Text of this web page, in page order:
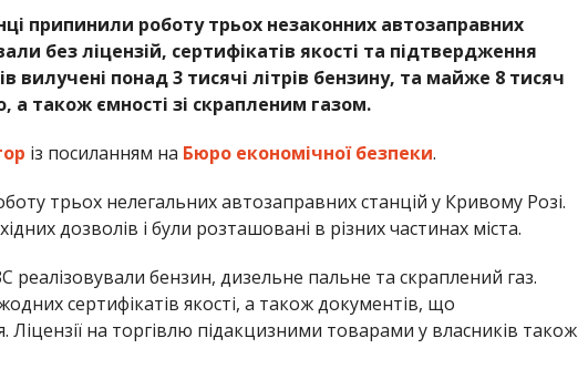
припинили роботу трьох незаконних автозаправних
без ліцензій, сертифікатів якості та підтвердження
вилучені понад 3 тисячі літрів бензину, та майже 8 тисяч
а також ємності зі скрапленим газом.
із посиланням на Бюро економічної безпеки.
трьох нелегальних автозаправних станцій у Кривому Розі.
дозволів і були розташовані в різних частинах міста.
реалізовували бензин, дизельне пальне та скраплений газ.
сертифікатів якості, а також документів, що
Ліцензії на торгівлю підакцизними товарами у власників також